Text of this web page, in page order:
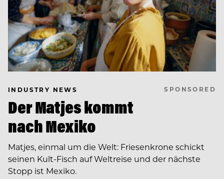
INDUSTRY NEWS SPONSORED
Der Matjes kommt
nach Mexiko
Matjes, einmal um die Welt: Friesenkrone schickt
seinen Kult-Fisch auf Weltreise und der nächste
Stopp ist Mexiko.